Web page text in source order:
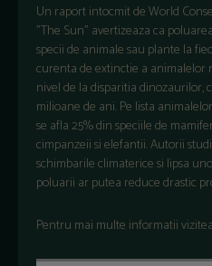
Un raport intocmit de World
"The Sun" avertizeaza ca
specii de animale sau plante la
curenta de extinctie a animalelor
nivel de la disparitia dinozaurilor,
milioane de ani. Pe lista
se afla 25% din speciile de
cimpanzeii si elefantii. Autorii
schimbarile climaterice si lipsa
poluarii ar putea reduce drastic
Pentru mai multe informatii